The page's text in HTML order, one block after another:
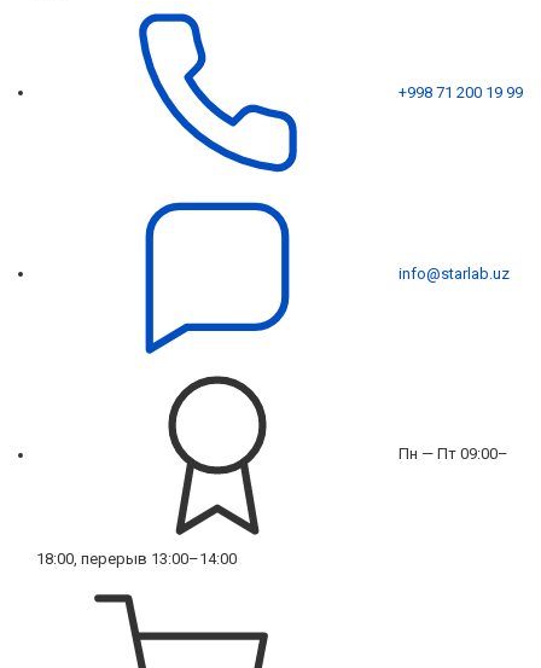
+998 71 200 19 99
info@starlab.uz
Пн — Пт 09:00–
18:00, перерыв 13:00–14:00